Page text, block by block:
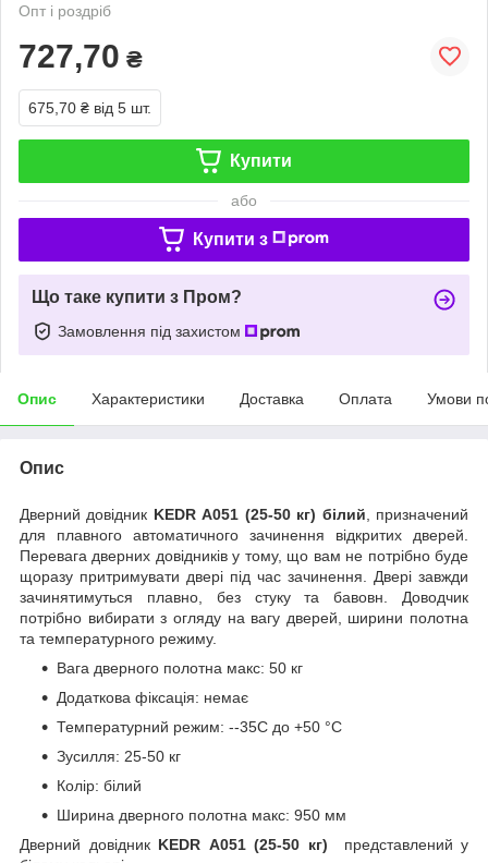
Опт і роздріб
727,70 ₴
675,70 ₴ від 5 шт.
Купити
або
Купити з
Що таке купити з Пром?
Замовлення під захистом
Опис Характеристики Доставка Оплата Умови
Опис
Дверний довідник KEDR А051 (25-50 кг) білий , призначений
для плавного автоматичного зачинення відкритих дверей.
Перевага дверних довідників у тому, що вам не потрібно буде
щоразу притримувати двері під час зачинення. Двері завжди
зачинятимуться плавно, без стуку та бавовн. Доводчик
потрібно вибирати з огляду на вагу дверей, ширини полотна
та температурного режиму.
Вага дверного полотна макс: 50 кг
Додаткова фіксація: немає
Температурний режим: --35C до +50 °C
Зусилля: 25-50 кг
Колір: білий
Ширина дверного полотна макс: 950 мм
Дверний довідник KEDR А051 (25-50 кг) представлений у